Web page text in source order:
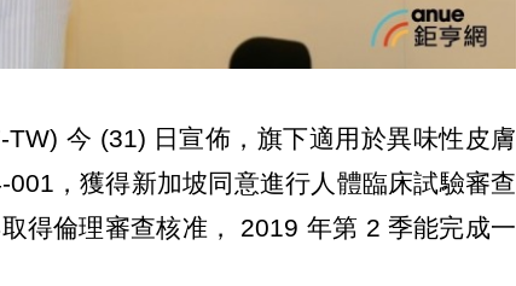
今 (31) 日宣佈，旗下適用於異味性皮膚
，獲得新加坡同意進行人體臨床試驗審查
得倫理審查核准， 2019 年第 2 季能完成一